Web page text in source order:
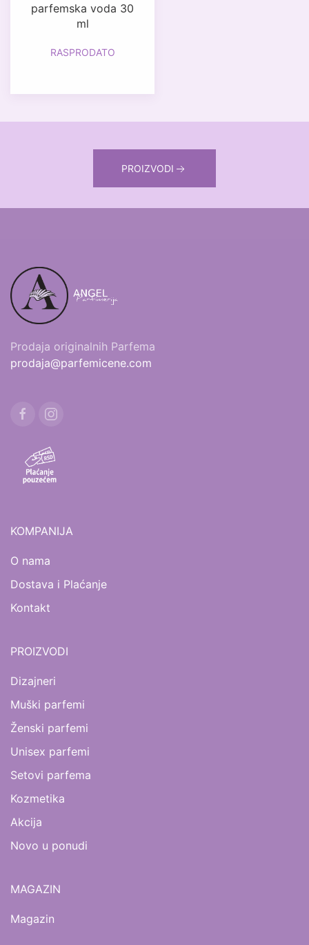
parfemska voda 30
ml
RASPRODATO
PROIZVODI
Prodaja originalnih Parfema
prodaja@parfemicene.com
KOMPANIJA
O nama
Dostava i Plaćanje
Kontakt
PROIZVODI
Dizajneri
Muški parfemi
Ženski parfemi
Unisex parfemi
Setovi parfema
Kozmetika
Akcija
Novo u ponudi
MAGAZIN
Magazin